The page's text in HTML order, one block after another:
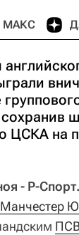
МАКС
ЦСКА на
- Р-Спорт.
ПСВ